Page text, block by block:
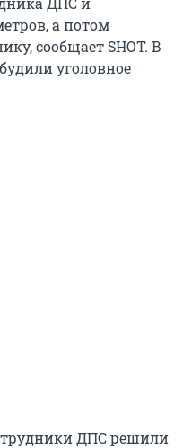
а потом
сообщает SHOT. В
уголовное
ДПС решили